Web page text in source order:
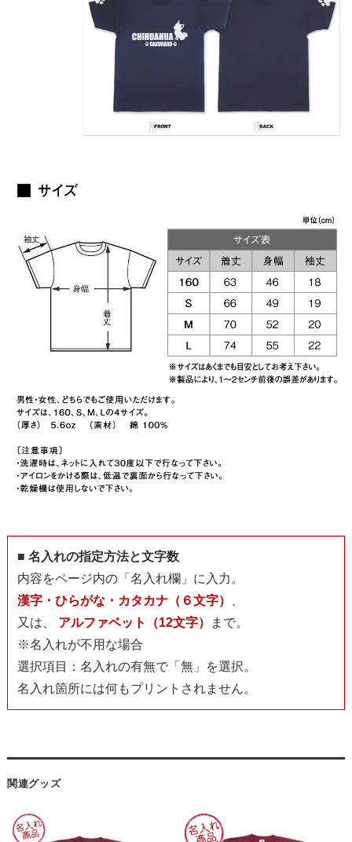
■ 名入れの指定方法と文字数
内容をページ内の「名入れ欄」に入力。
漢字・ひらがな・カタカナ（６文字）
又は、 アルファベット（12文字）
まで。
※名入れが不用な場合
選択項目：名入れの有無で「無」を選択。
名入れ箇所には何もプリントされません。
関連グッズ